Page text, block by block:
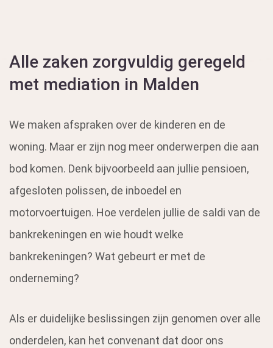
Alle zaken zorgvuldig geregeld
met mediation in Malden
We maken afspraken over de kinderen en de
woning. Maar er zijn nog meer onderwerpen die aan
bod komen. Denk bijvoorbeeld aan jullie pensioen,
afgesloten polissen, de inboedel en
motorvoertuigen. Hoe verdelen jullie de saldi van de
bankrekeningen en wie houdt welke
bankrekeningen? Wat gebeurt er met de
onderneming?
Als er duidelijke beslissingen zijn genomen over alle
onderdelen, kan het convenant dat door ons